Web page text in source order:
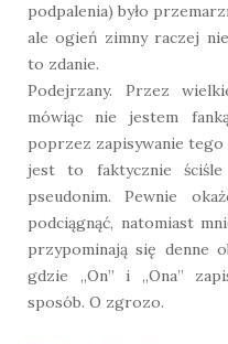
podpalenia) było
ale ogień zimny raczej
to zdanie.
Podejrzany. Przez
mówiąc nie jestem
poprzez zapisywanie tego
jest to faktycznie
pseudonim. Pewnie
podciągnąć, natomiast
przypominają się denne
gdzie „On” i „Ona”
sposób. O zgrozo.